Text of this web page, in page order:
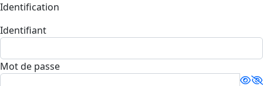
Identification
Identifiant
Mot de passe